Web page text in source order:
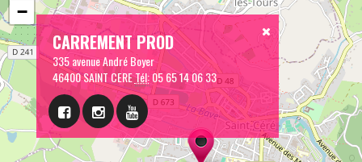
CARREMENT PROD
335 avenue André Boyer
46400 SAINT CERETél:05 65 14 06 33
−